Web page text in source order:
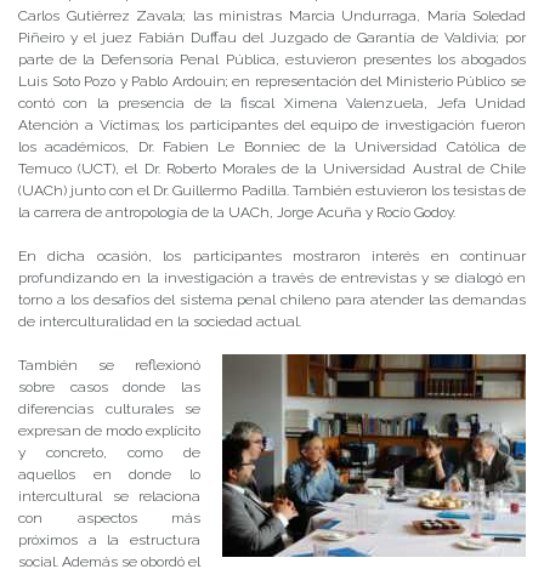
Carlos Gutiérrez Zavala; las ministras Marcia Undurraga, María Soledad
Piñeiro y el juez Fabián Duffau del Juzgado de Garantía de Valdivia; por
parte de la Defensoría Penal Pública, estuvieron presentes los abogados
Luis Soto Pozo y Pablo Ardouin; en representación del Ministerio Público se
contó con la presencia de la fiscal Ximena Valenzuela, Jefa Unidad
Atención a Víctimas; los participantes del equipo de investigación fueron
los académicos, Dr. Fabien Le Bonniec de la Universidad Católica de
Temuco (UCT), el Dr. Roberto Morales de la Universidad Austral de Chile
(UACh) junto con el Dr. Guillermo Padilla. También estuvieron los tesistas de
la carrera de antropología de la UACh, Jorge Acuña y Rocío Godoy.
En dicha ocasión, los participantes mostraron interés en continuar
profundizando en la investigación a través de entrevistas y se dialogó en
torno a los desafíos del sistema penal chileno para atender las demandas
de interculturalidad en la sociedad actual.
También se reflexionó
sobre casos donde las
diferencias culturales se
expresan de modo explícito
y concreto, como de
aquellos en donde lo
intercultural se relaciona
con aspectos más
próximos a la estructura
social. Además se obordó el